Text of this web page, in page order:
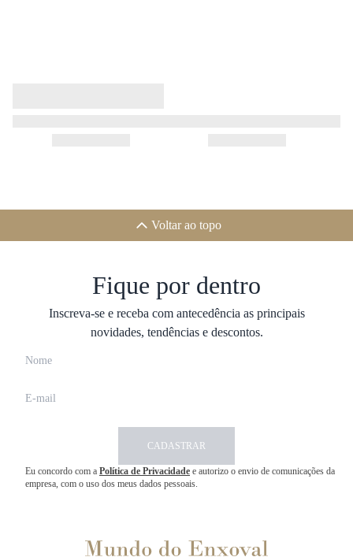
Voltar ao topo
Fique por dentro
Inscreva-se e receba com antecedência as principais
novidades, tendências e descontos.
CADASTRAR
Eu concordo com a Política de Privacidade e autorizo o envio de comunicações da
empresa, com o uso dos meus dados pessoais.